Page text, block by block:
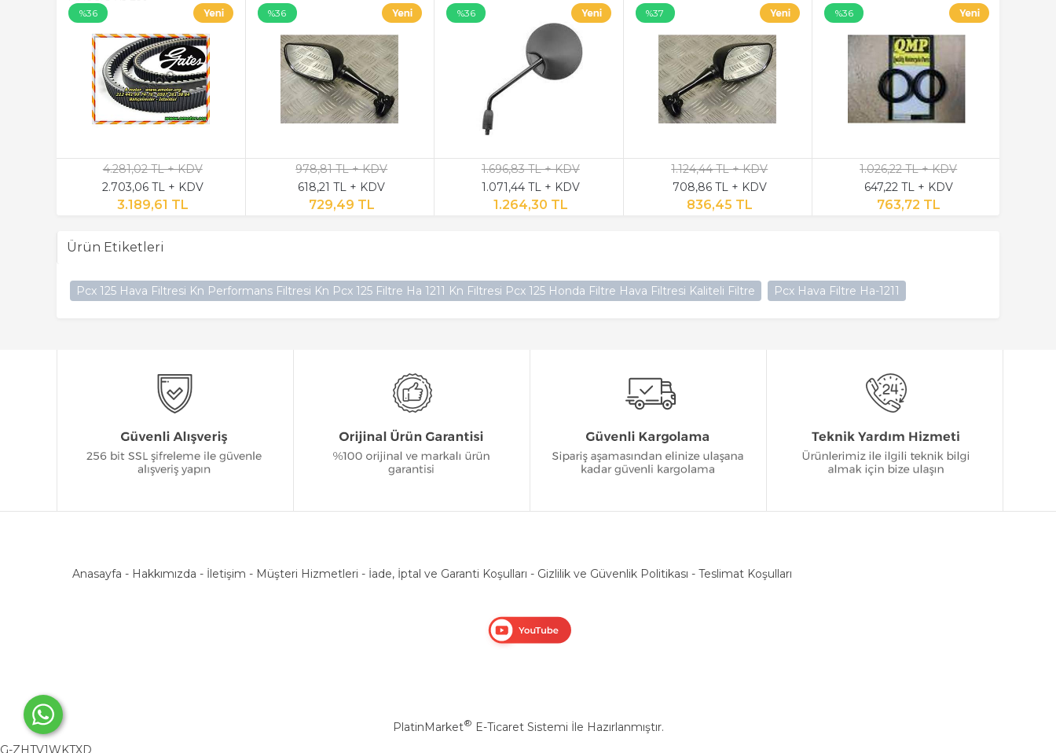
%36
4.281,02 TL + KDV
2.703,06 TL + KDV
3.189,61 TL
%36
978,81 TL + KDV
618,21 TL + KDV
729,49 TL
%36
1.696,83 TL + KDV
1.071,44 TL + KDV
1.264,30 TL
%37
1.124,44 TL + KDV
708,86 TL + KDV
836,45 TL
%36
1.026,22 TL + KDV
647,22 TL + KDV
763,72 TL
Ürün Etiketleri
Pcx 125 Hava Filtresi Kn Performans Filtresi Kn Pcx 125 Filtre Ha 1211 Kn Filtresi Pcx 125 Honda Filtre Hava Filtresi Kaliteli Filtre Pcx Hava Filtre Ha-1211
Anasayfa - Hakkımızda - İletişim - Müşteri Hizmetleri - İade, İptal ve Garanti Koşulları - Gizlilik ve Güvenlik Politikası - Teslimat Koşulları
PlatinMarket® E-Ticaret Sistemi İle Hazırlanmıştır.
G-ZHTV1WKTXD